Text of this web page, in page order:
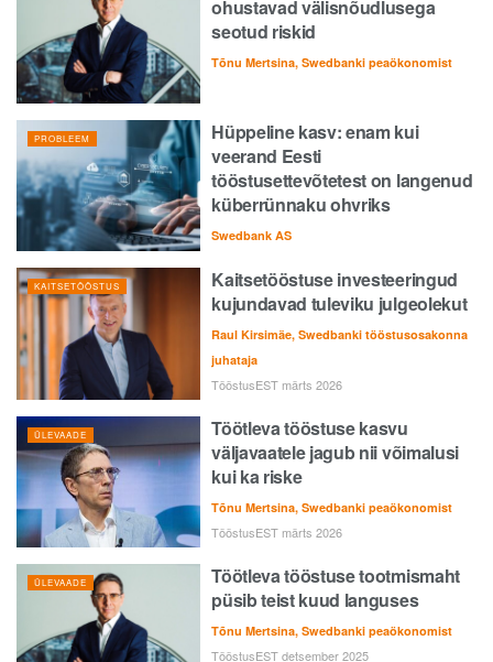
ohustavad välisnõudlusega
seotud riskid
Tõnu Mertsina, Swedbanki peaökonomist
PROBLEEM
Hüppeline kasv: enam kui
veerand Eesti
tööstusettevõtetest on langenud
küberrünnaku ohvriks
Swedbank AS
KAITSETÖÖSTUS
Kaitsetööstuse investeeringud
kujundavad tuleviku julgeolekut
Raul Kirsimäe, Swedbanki tööstusosakonna
juhataja
TööstusEST märts 2026
ÜLEVAADE
Töötleva tööstuse kasvu
väljavaatele jagub nii võimalusi
kui ka riske
Tõnu Mertsina, Swedbanki peaökonomist
TööstusEST märts 2026
ÜLEVAADE
Töötleva tööstuse tootmismaht
püsib teist kuud languses
Tõnu Mertsina, Swedbanki peaökonomist
TööstusEST detsember 2025